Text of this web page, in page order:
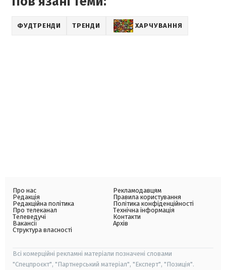
ФУДТРЕНДИ ТРЕНДИ ХАРЧУВАННЯ
Про нас
Редакція
Редакційна політика
Про телеканал
Телеведучі
Вакансії
Структура власності
Рекламодавцям
Правила користування
Політика конфіденційності
Технічна інформація
Контакти
Архів
Всі комерційні рекламні матеріали позначені словами
"Спецпроєкт", "Партнерський матеріал", "Експерт", "Позиція".